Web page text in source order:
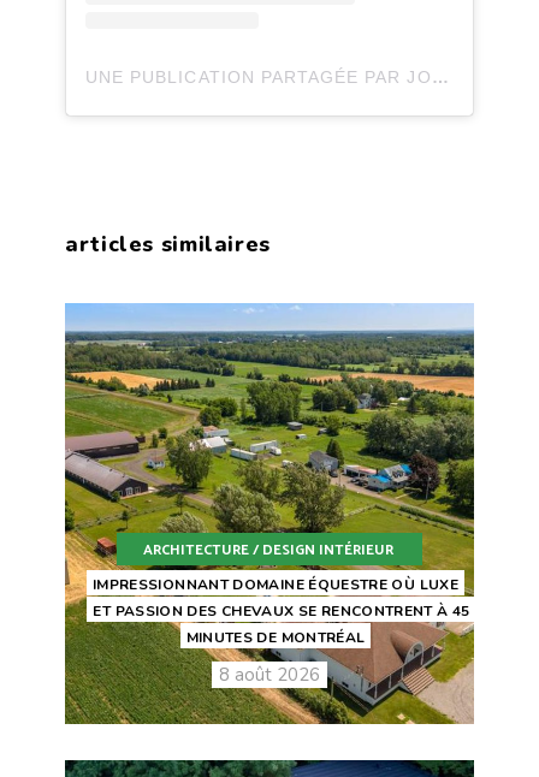
UNE PUBLICATION PARTAGÉE PAR JOLI JOLI DESIGN (@JOLIJOLIDESIGN)
articles similaires
ARCHITECTURE / DESIGN INTÉRIEUR
IMPRESSIONNANT DOMAINE ÉQUESTRE OÙ LUXE
ET PASSION DES CHEVAUX SE RENCONTRENT À 45
MINUTES DE MONTRÉAL
8 août 2026